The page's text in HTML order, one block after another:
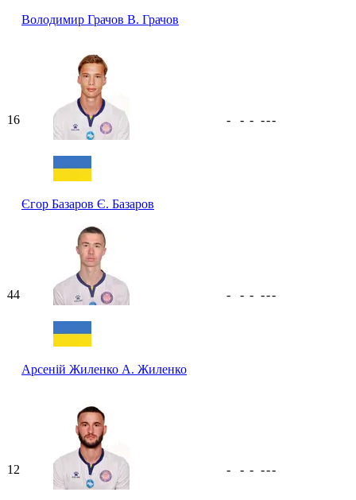
Володимир Грачов В. Грачов
16
Єгор Базаров Є. Базаров
- - - ---
44
Арсеній Жиленко А. Жиленко
- - - ---
12 - - - ---